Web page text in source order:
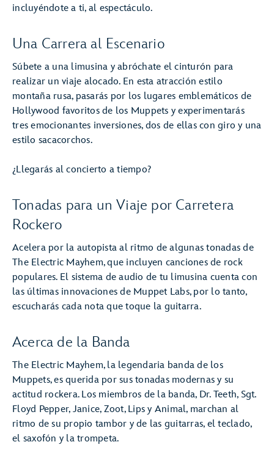
incluyéndote a ti, al espectáculo.
Una Carrera al Escenario
Súbete a una limusina y abróchate el cinturón para
realizar un viaje alocado. En esta atracción estilo
montaña rusa, pasarás por los lugares emblemáticos de
Hollywood favoritos de los Muppets y experimentarás
tres emocionantes inversiones, dos de ellas con giro y una
estilo sacacorchos.
¿Llegarás al concierto a tiempo?
Tonadas para un Viaje por Carretera
Rockero
Acelera por la autopista al ritmo de algunas tonadas de
The Electric Mayhem, que incluyen canciones de rock
populares. El sistema de audio de tu limusina cuenta con
las últimas innovaciones de Muppet Labs, por lo tanto,
escucharás cada nota que toque la guitarra.
Acerca de la Banda
The Electric Mayhem, la legendaria banda de los
Muppets, es querida por sus tonadas modernas y su
actitud rockera. Los miembros de la banda, Dr. Teeth, Sgt.
Floyd Pepper, Janice, Zoot, Lips y Animal, marchan al
ritmo de su propio tambor y de las guitarras, el teclado,
el saxofón y la trompeta.